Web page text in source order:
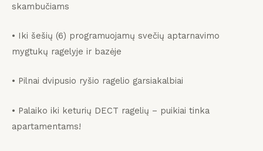
skambučiams
• Iki šešių (6) programuojamų svečių aptarnavimo
mygtukų ragelyje ir bazėje
• Pilnai dvipusio ryšio ragelio garsiakalbiai
• Palaiko iki keturių DECT ragelių – puikiai tinka
apartamentams!